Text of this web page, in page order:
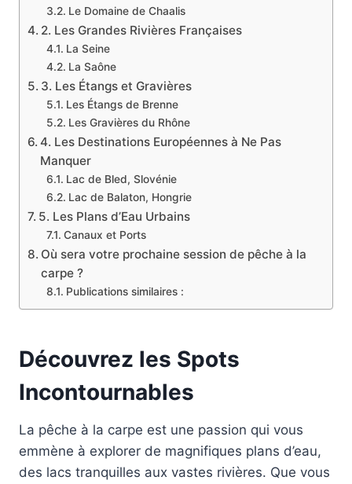
Le Domaine de Chaalis
2. Les Grandes Rivières Françaises
La Seine
La Saône
3. Les Étangs et Gravières
Les Étangs de Brenne
Les Gravières du Rhône
4. Les Destinations Européennes à Ne Pas
Manquer
Lac de Bled, Slovénie
Lac de Balaton, Hongrie
5. Les Plans d’Eau Urbains
Canaux et Ports
Où sera votre prochaine session de pêche à la
carpe ?
Publications similaires :
Découvrez les Spots
Incontournables
La pêche à la carpe est une passion qui vous
emmène à explorer de magnifiques plans d’eau,
des lacs tranquilles aux vastes rivières. Que vous